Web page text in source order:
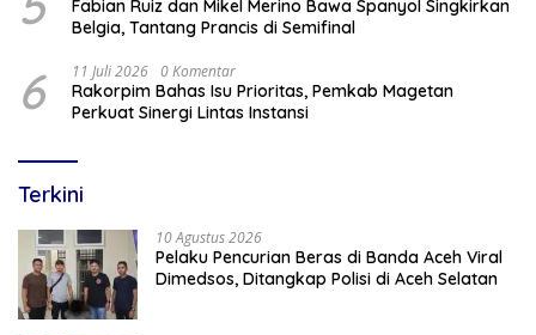
Fabian Ruiz dan Mikel Merino Bawa Spanyol Singkirkan
Belgia, Tantang Prancis di Semifinal
6 11 Juli 2026 0 Komentar
Rakorpim Bahas Isu Prioritas, Pemkab Magetan
Perkuat Sinergi Lintas Instansi
Terkini
10 Agustus 2026
Pelaku Pencurian Beras di Banda Aceh Viral
Dimedsos, Ditangkap Polisi di Aceh Selatan